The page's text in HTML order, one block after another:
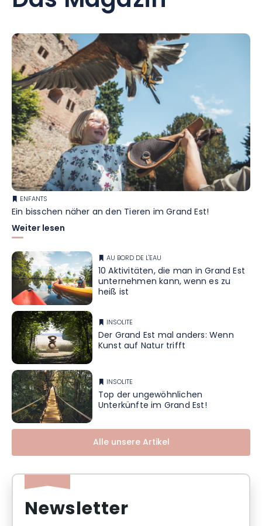
ENFANTS
Ein bisschen näher an den Tieren im Grand Est!
Weiter lesen
AU BORD DE L'EAU
10 Aktivitäten, die man in Grand Est
unternehmen kann, wenn es zu
heiß ist
INSOLITE
Der Grand Est mal anders: Wenn
Kunst auf Natur trifft
INSOLITE
Top der ungewöhnlichen
Unterkünfte im Grand Est!
Alle unsere Artikel
Newsletter